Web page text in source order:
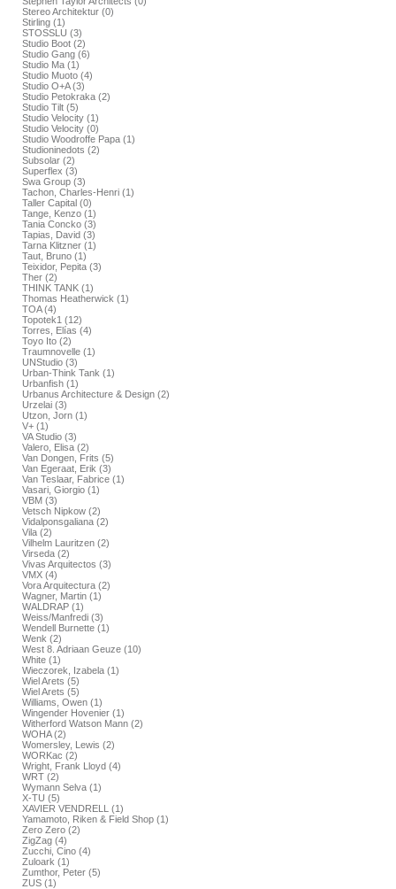
Stereo Architektur (0)
Stirling (1)
STOSSLU (3)
Studio Boot (2)
Studio Gang (6)
Studio Ma (1)
Studio Muoto (4)
Studio O+A (3)
Studio Petokraka (2)
Studio Tilt (5)
Studio Velocity (1)
Studio Velocity (0)
Studio Woodroffe Papa (1)
Studioninedots (2)
Subsolar (2)
Superflex (3)
Swa Group (3)
Tachon, Charles-Henri (1)
Taller Capital (0)
Tange, Kenzo (1)
Tania Concko (3)
Tapias, David (3)
Tarna Klitzner (1)
Taut, Bruno (1)
Teixidor, Pepita (3)
Ther (2)
THINK TANK (1)
Thomas Heatherwick (1)
TOA (4)
Topotek1 (12)
Torres, Elías (4)
Toyo Ito (2)
Traumnovelle (1)
UNStudio (3)
Urban-Think Tank (1)
Urbanfish (1)
Urbanus Architecture & Design (2)
Urzelai (3)
Utzon, Jorn (1)
V+ (1)
VA Studio (3)
Valero, Elisa (2)
Van Dongen, Frits (5)
Van Egeraat, Erik (3)
Van Teslaar, Fabrice (1)
Vasari, Giorgio (1)
VBM (3)
Vetsch Nipkow (2)
Vidalponsgaliana (2)
Vila (2)
Vilhelm Lauritzen (2)
Virseda (2)
Vivas Arquitectos (3)
VMX (4)
Vora Arquitectura (2)
Wagner, Martin (1)
WALDRAP (1)
Weiss/Manfredi (3)
Wendell Burnette (1)
Wenk (2)
West 8. Adriaan Geuze (10)
White (1)
Wieczorek, Izabela (1)
Wiel Arets (5)
Wiel Arets (5)
Williams, Owen (1)
Wingender Hovenier (1)
Witherford Watson Mann (2)
WOHA (2)
Womersley, Lewis (2)
WORKac (2)
Wright, Frank Lloyd (4)
WRT (2)
Wymann Selva (1)
X-TU (5)
XAVIER VENDRELL (1)
Yamamoto, Riken & Field Shop (1)
Zero Zero (2)
ZigZag (4)
Zucchi, Cino (4)
Zuloark (1)
Zumthor, Peter (5)
ZUS (1)